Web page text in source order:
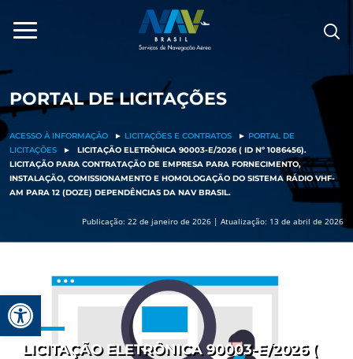
Barra de Ferramentas Aberta
para
conteúdo
PORTAL DE LICITAÇÕES
ACESSO À INFORMAÇÃO ► LICITAÇÕES E CONTRATOS ► PORTAL DE
LICITAÇÕES
►
LICITAÇÃO ELETRÔNICA 90003-E/2026 ( ID Nº 1086456).
LICITAÇÃO PARA CONTRATAÇÃO DE EMPRESA PARA FORNECIMENTO,
INSTALAÇÃO, COMISSIONAMENTO E HOMOLOGAÇÃO DO SISTEMA RÁDIO VHF-
AM PARA 12 (DOZE) DEPENDÊNCIAS DA NAV BRASIL.
Publicação: 22 de janeiro de 2026 | Atualização: 13 de abril de 2026
LICITAÇÃO ELETRÔNICA 90003-E/2026 (